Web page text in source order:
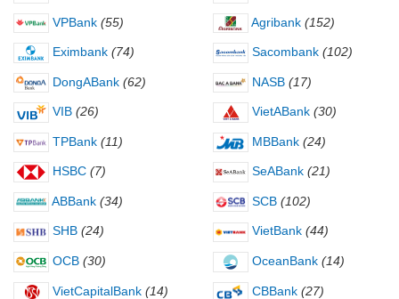
VPBank (55) Agribank (152)
Eximbank (74) Sacombank (102)
DongABank (62) NASB (17)
VIB (26) VietABank (30)
TPBank (11) MBBank (24)
HSBC (7) SeABank (21)
ABBank (34) SCB (102)
SHB (24) VietBank (44)
OCB (30) OceanBank (14)
VietCapitalBank (14) CBBank (27)